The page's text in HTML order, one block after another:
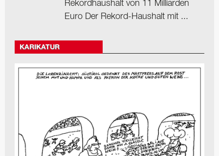
Rekordhaushalt von 11 Milliarden
Euro Der Rekord-Haushalt mit ...
KARIKATUR